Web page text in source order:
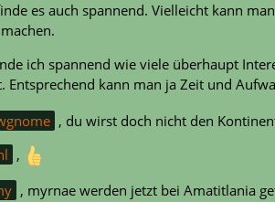
es auch spannend. Vielleicht kann
ich spannend wie viele überhaupt
Entsprechend kann man ja Zeit und
, du wirst doch nicht den
,
, myrnae werden jetzt bei Amatitlania